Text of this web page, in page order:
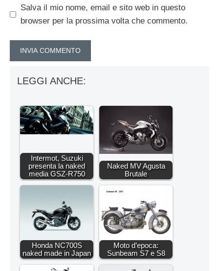
Salva il mio nome, email e sito web in questo
browser per la prossima volta che commento.
LEGGI ANCHE:
Intermot, Suzuki
presenta la naked
media GSZ-R750
Naked MV Agusta
Brutale
Honda NC700S
naked made in Japan
Moto d’epoca:
Sunbeam S7 e S8